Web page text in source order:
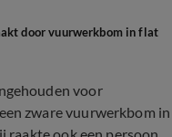
door vuurwerkbom in flat
voor
zware vuurwerkbom in